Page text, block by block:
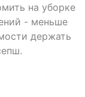
на уборке
- меньше
держать